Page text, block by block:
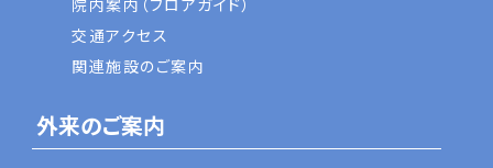
院内案内（フロアガイド）
交通アクセス
関連施設のご案内
外来のご案内